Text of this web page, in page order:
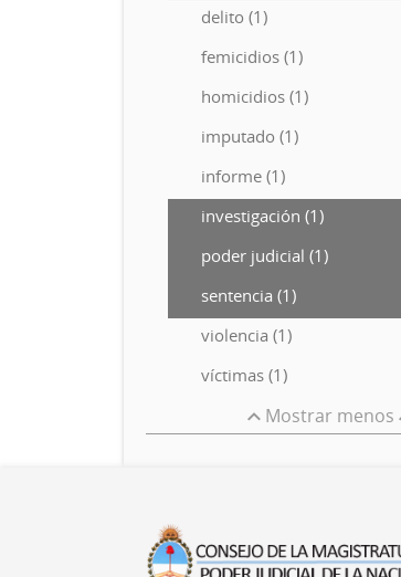
delito (1)
femicidios (1)
homicidios (1)
imputado (1)
informe (1)
investigación (1)
poder judicial (1)
sentencia (1)
violencia (1)
víctimas (1)
Mostrar menos